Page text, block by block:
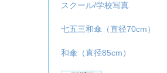
スクール/学校写真
七五三和傘（直径70cm）
和傘（直径85cm）